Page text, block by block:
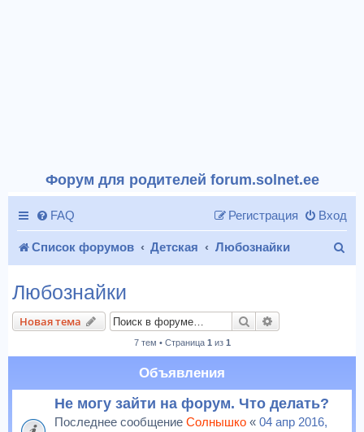
Форум для родителей forum.solnet.ee
FAQ Вход
Регистрация
Список форумов Детская Любознайки
к
Любознайки
Новая тема Поиск
7 тем • Страница 1 из 1
Объявления
Не могу зайти на форум. Что делать?
Последнее сообщение Солнышко « 04 апр 2016,